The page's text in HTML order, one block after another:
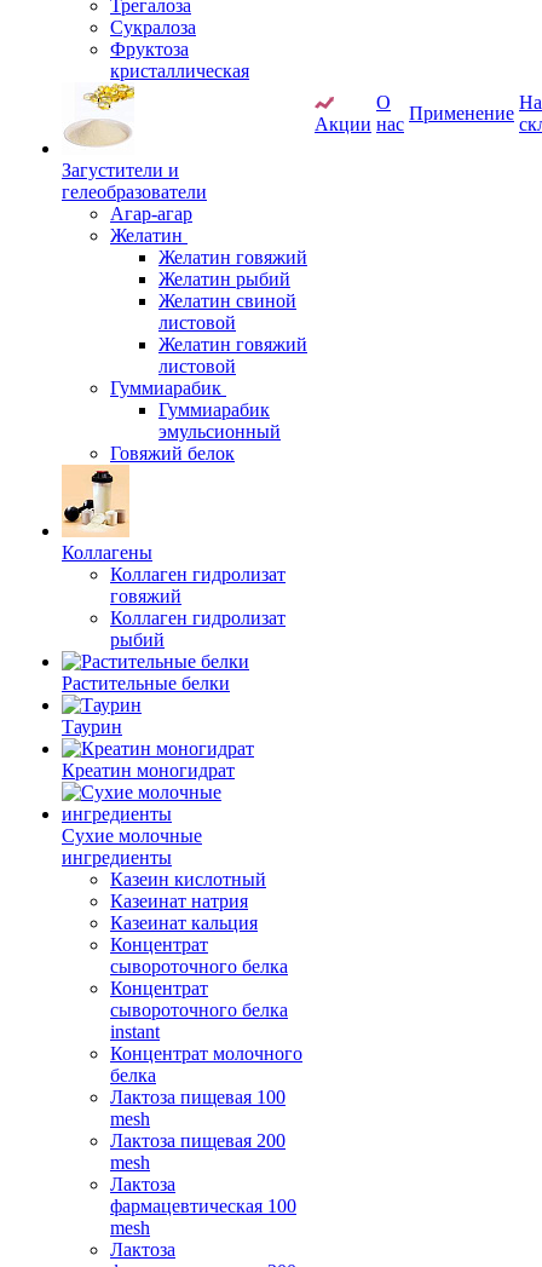
Трегалоза
Сукралоза
Фруктоза
кристаллическая
Загустители и
гелеобразователи
Агар-агар
Желатин
Желатин говяжий
Желатин рыбий
Желатин свиной
листовой
Желатин говяжий
листовой
Гуммиарабик
Гуммиарабик
эмульсионный
Говяжий белок
Коллагены
Коллаген гидролизат
говяжий
Коллаген гидролизат
рыбий
Растительные белки
Таурин
Креатин моногидрат
Сухие молочные
ингредиенты
Казеин кислотный
Казеинат натрия
Казеинат кальция
Концентрат
сывороточного белка
Концентрат
сывороточного белка
instant
Концентрат молочного
белка
Лактоза пищевая 100
mesh
Лактоза пищевая 200
mesh
Лактоза
фармацевтическая 100
mesh
Лактоза
Акции
О
нас
Применение